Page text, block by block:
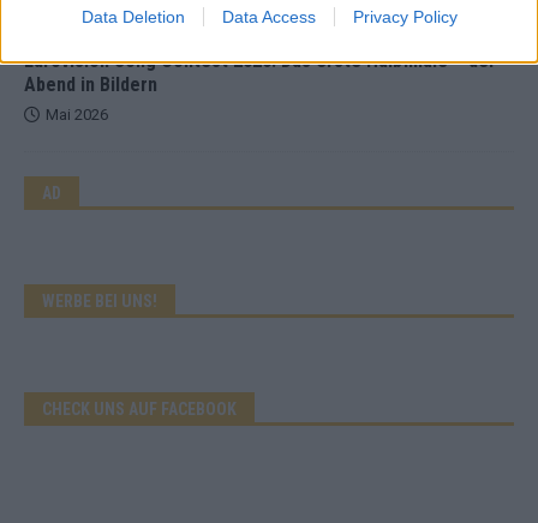
Data Deletion Data Access Privacy Policy
Eurovision Song Contest 2026: Das erste Halbfinale – der
Abend in Bildern
Mai 2026
AD
WERBE BEI UNS!
CHECK UNS AUF FACEBOOK